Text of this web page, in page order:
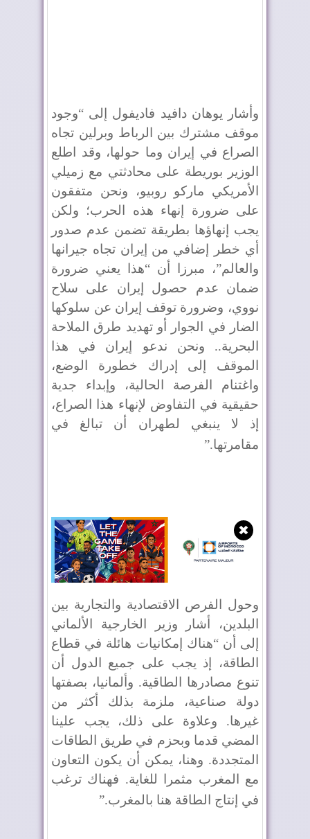
وأشار يوهان دافيد فاديفول إلى “وجود
موقف مشترك بين الرباط وبرلين تجاه
الصراع في إيران وما حولها، وقد اطلع
الوزير بوريطة على محادثتي مع زميلي
الأمريكي ماركو روبيو، ونحن متفقون
على ضرورة إنهاء هذه الحرب؛ ولكن
يجب إنهاؤها بطريقة تضمن عدم صدور
أي خطر إضافي من إيران تجاه جيرانها
والعالم”، مبرزا أن “هذا يعني ضرورة
ضمان عدم حصول إيران على سلاح
نووي، وضرورة توقف إيران عن سلوكها
الضار في الجوار أو تهديد طرق الملاحة
البحرية.. ونحن ندعو إيران في هذا
الموقف إلى إدراك خطورة الوضع،
واغتنام الفرصة الحالية، وإبداء جدية
حقيقية في التفاوض لإنهاء هذا الصراع،
إذ لا ينبغي لطهران أن تبالغ في
مقامرتها”.
✖
وحول الفرص الاقتصادية والتجارية بين
البلدين، أشار وزير الخارجية الألماني
إلى أن “هناك إمكانيات هائلة في قطاع
الطاقة، إذ يجب على جميع الدول أن
تنوع مصادرها الطاقية. وألمانيا، بصفتها
دولة صناعية، ملزمة بذلك أكثر من
غيرها. وعلاوة على ذلك، يجب علينا
المضي قدما وبحزم في طريق الطاقات
المتجددة. وهنا، يمكن أن يكون التعاون
مع المغرب مثمرا للغاية. فهناك ترغب
في إنتاج الطاقة هنا بالمغرب”.